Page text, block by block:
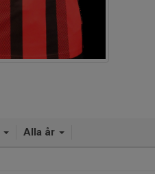
Alla år